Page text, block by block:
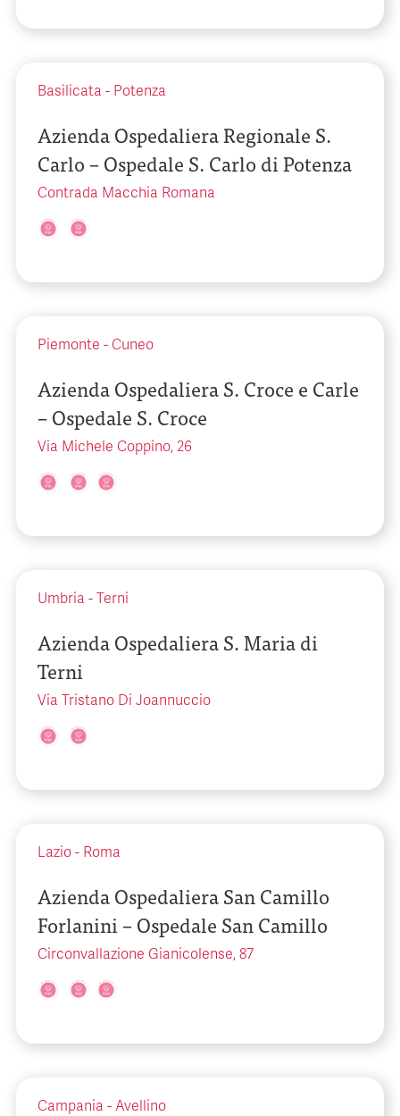
Basilicata - Potenza
Azienda Ospedaliera Regionale S.
Carlo – Ospedale S. Carlo di Potenza
Contrada Macchia Romana
Piemonte - Cuneo
Azienda Ospedaliera S. Croce e Carle
– Ospedale S. Croce
Via Michele Coppino, 26
Umbria - Terni
Azienda Ospedaliera S. Maria di
Terni
Via Tristano Di Joannuccio
Lazio - Roma
Azienda Ospedaliera San Camillo
Forlanini – Ospedale San Camillo
Circonvallazione Gianicolense, 87
Campania - Avellino